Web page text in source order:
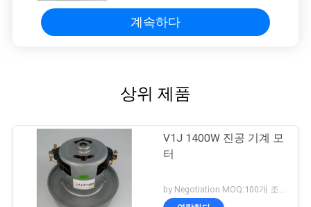
계속하다
상위 제품
V1J 1400W 진공 기계 모
터